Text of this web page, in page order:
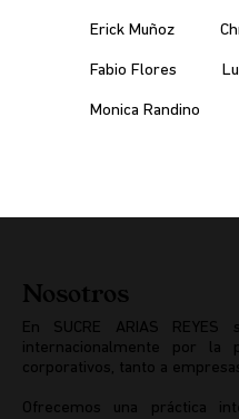
Erick Muñoz
Fabio Flores
Monica Randino
Nosotros
En SUCRE ARIAS
internacionalmente por la
corporativos, tanto a
Ofrecemos una práctica